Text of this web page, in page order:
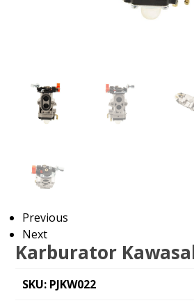
Previous
Next
Karburator
SKU: PJKW022